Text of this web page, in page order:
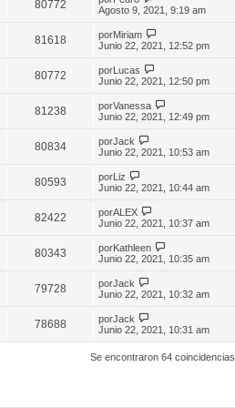
80772
Agosto 9, 2021, 9:19 am
81618 porMiriam
Junio 22, 2021, 12:52 pm
80772 porLucas
Junio 22, 2021, 12:50 pm
81238 porVanessa
Junio 22, 2021, 12:49 pm
80834 porJack
Junio 22, 2021, 10:53 am
80593 porLiz
Junio 22, 2021, 10:44 am
82422 porALEX
Junio 22, 2021, 10:37 am
80343 porKathleen
Junio 22, 2021, 10:35 am
79728 porJack
Junio 22, 2021, 10:32 am
78688 porJack
Junio 22, 2021, 10:31 am
Se encontraron 64 coincidencias